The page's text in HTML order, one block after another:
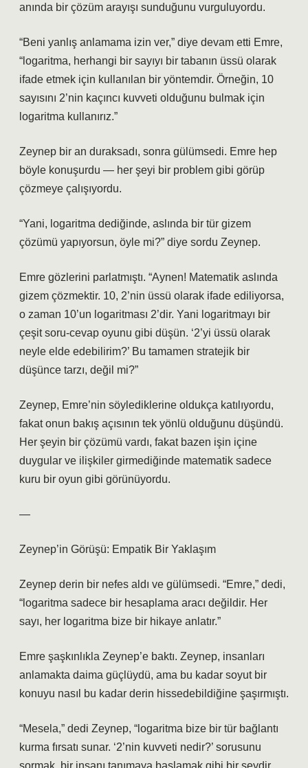
anında bir çözüm arayışı sunduğunu vurguluyordu.
“Beni yanlış anlamama izin ver,” diye devam etti Emre,
“logaritma, herhangi bir sayıyı bir tabanın üssü olarak
ifade etmek için kullanılan bir yöntemdir. Örneğin, 10
sayısını 2’nin kaçıncı kuvveti olduğunu bulmak için
logaritma kullanırız.”
Zeynep bir an duraksadı, sonra gülümsedi. Emre hep
böyle konuşurdu — her şeyi bir problem gibi görüp
çözmeye çalışıyordu.
“Yani, logaritma dediğinde, aslında bir tür gizem
çözümü yapıyorsun, öyle mi?” diye sordu Zeynep.
Emre gözlerini parlatmıştı. “Aynen! Matematik aslında
gizem çözmektir. 10, 2’nin üssü olarak ifade ediliyorsa,
o zaman 10’un logaritması 2’dir. Yani logaritmayı bir
çeşit soru-cevap oyunu gibi düşün. ‘2’yi üssü olarak
neyle elde edebilirim?’ Bu tamamen stratejik bir
düşünce tarzı, değil mi?”
Zeynep, Emre’nin söylediklerine oldukça katılıyordu,
fakat onun bakış açısının tek yönlü olduğunu düşündü.
Her şeyin bir çözümü vardı, fakat bazen işin içine
duygular ve ilişkiler girmediğinde matematik sadece
kuru bir oyun gibi görünüyordu.
—
Zeynep’in Görüşü: Empatik Bir Yaklaşım
Zeynep derin bir nefes aldı ve gülümsedi. “Emre,” dedi,
“logaritma sadece bir hesaplama aracı değildir. Her
sayı, her logaritma bize bir hikaye anlatır.”
Emre şaşkınlıkla Zeynep’e baktı. Zeynep, insanları
anlamakta daima güçlüydü, ama bu kadar soyut bir
konuyu nasıl bu kadar derin hissedebildiğine şaşırmıştı.
“Mesela,” dedi Zeynep, “logaritma bize bir tür bağlantı
kurma fırsatı sunar. ‘2’nin kuvveti nedir?’ sorusunu
sormak, bir insanı tanımaya başlamak gibi bir şeydir.